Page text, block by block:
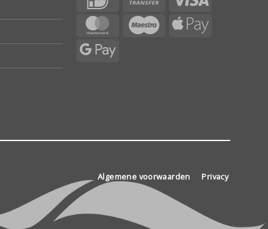
MasterCard Maestro Apple
Google
Algemene voorwaarden Privacy